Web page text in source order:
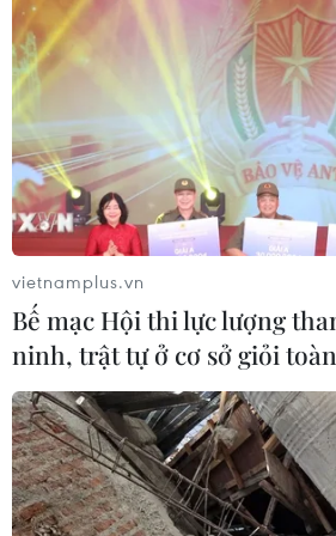
Nghệ nhân Đặng Văn
thổi sức sống mới cho nghệ
he truyền thống
07/08/2026 03:19
Bảo tàng Cát Tottori của
Bản - nơi cát trở thành nghệ
07/08/2026 02:14
Chủ tịch Quốc hội Trần
Thanh Mẫn tiếp Đại sứ Malaysia
Việt Nam
06/08/2026 11:16
vietnamplus.vn
Bế mạc Hội thi lực lượng
ninh, trật tự ở cơ sở giỏi